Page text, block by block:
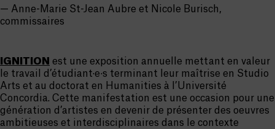
— Anne-Marie St-Jean Aubre et Nicole Burisch,
commissaires
IGNITION est une exposition annuelle mettant en valeur
le travail d’étudiant·e·s terminant leur maîtrise en Studio
Arts et au doctorat en Humanities à l’Université
Concordia. Cette manifestation est une occasion pour une
génération d’artistes en devenir de présenter des oeuvres
ambitieuses et interdisciplinaires dans le contexte